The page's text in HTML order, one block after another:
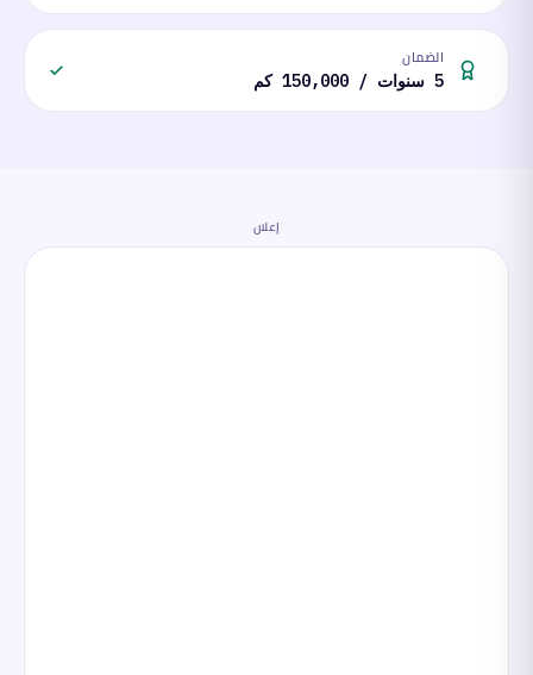
الضمان
5 سنوات / 150,000 كم
إعلان